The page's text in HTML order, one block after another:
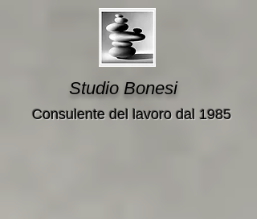
Studio Bonesi
Consulente del lavoro dal 1985